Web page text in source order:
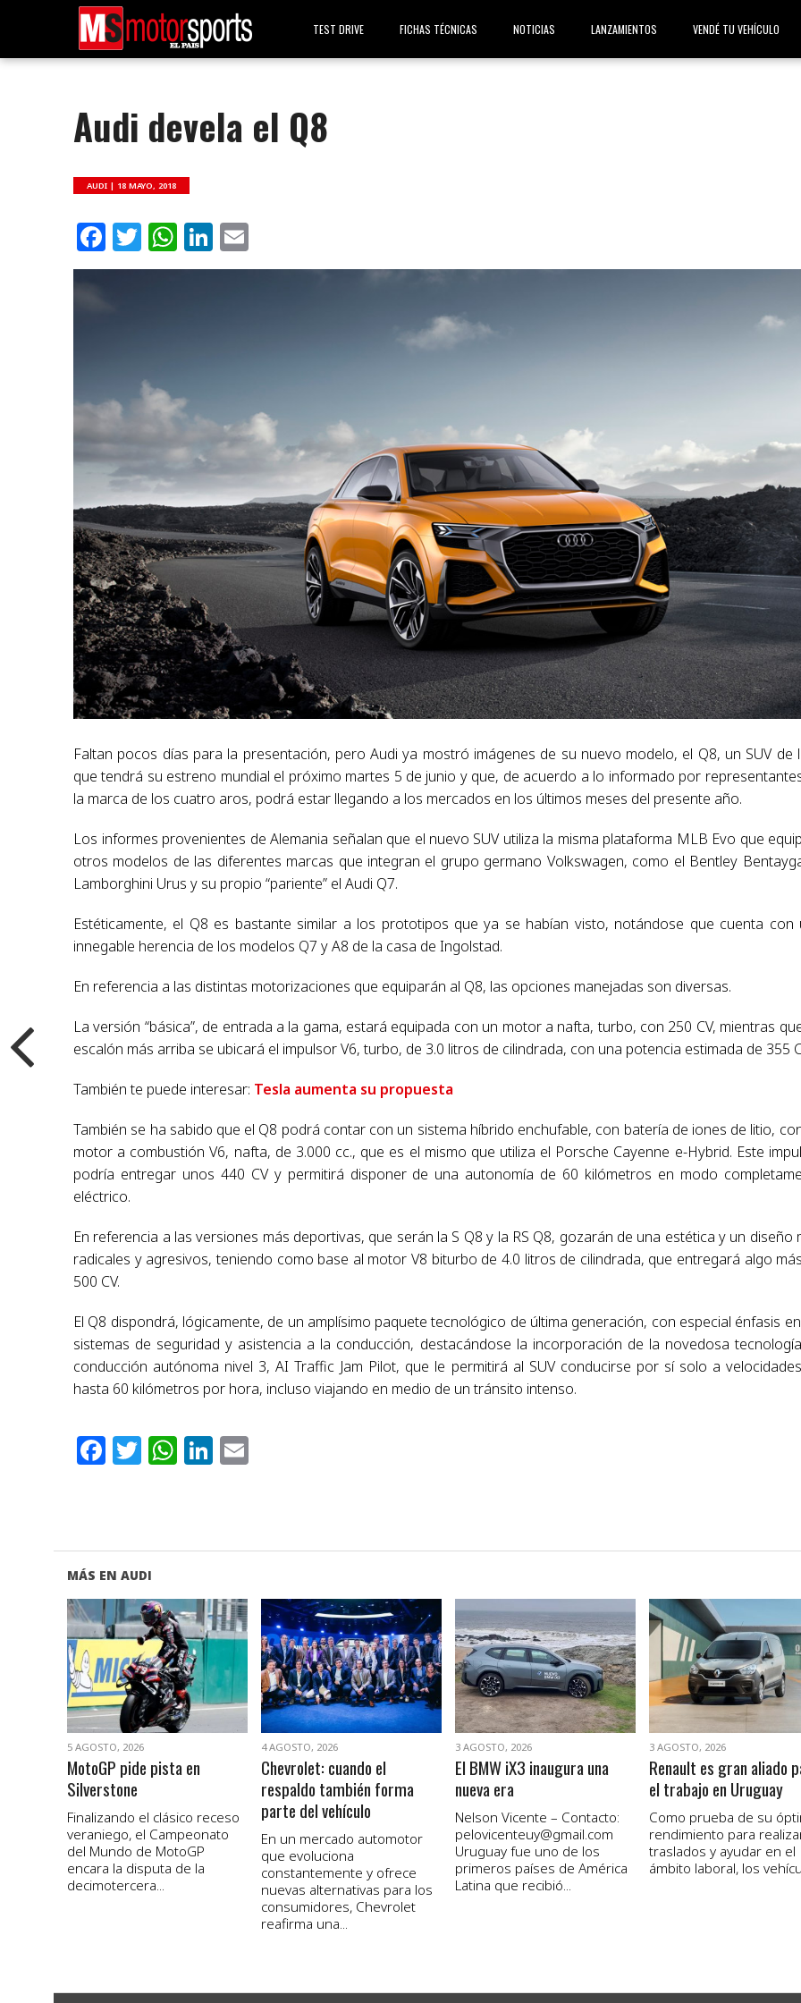
TEST DRIVE FICHAS TÉCNICAS NOTICIAS LANZAMIENTOS VENDÉ TU VEHÍCULO
Audi devela el Q8
AUDI | 18 MAYO, 2018
Facebook
Twitter
WhatsApp
LinkedIn
Faltan pocos días para la presentación, pero Audi ya mostró imágenes de su nuevo modelo, el Q8, un SUV de
que tendrá su estreno mundial el próximo martes 5 de junio y que, de acuerdo a lo informado por
la marca de los cuatro aros, podrá estar llegando a los mercados en los últimos meses del presente año.
Los informes provenientes de Alemania señalan que el nuevo SUV utiliza la misma plataforma MLB Evo que
otros modelos de las diferentes marcas que integran el grupo germano Volkswagen, como el Bentley
Lamborghini Urus y su propio “pariente” el Audi Q7.
Estéticamente, el Q8 es bastante similar a los prototipos que ya se habían visto, notándose que cuenta con
innegable herencia de los modelos Q7 y A8 de la casa de Ingolstad.
En referencia a las distintas motorizaciones que equiparán al Q8, las opciones manejadas son diversas.
La versión “básica”, de entrada a la gama, estará equipada con un motor a nafta, turbo, con 250 CV, mientras
escalón más arriba se ubicará el impulsor V6, turbo, de 3.0 litros de cilindrada, con una potencia estimada de 355
También te puede interesar: Tesla aumenta su propuesta
También se ha sabido que el Q8 podrá contar con un sistema híbrido enchufable, con batería de iones de litio,
motor a combustión V6, nafta, de 3.000 cc., que es el mismo que utiliza el Porsche Cayenne e-Hybrid. Este
podría entregar unos 440 CV y permitirá disponer de una autonomía de 60 kilómetros en modo
eléctrico.
En referencia a las versiones más deportivas, que serán la S Q8 y la RS Q8, gozarán de una estética y un diseño
radicales y agresivos, teniendo como base al motor V8 biturbo de 4.0 litros de cilindrada, que entregará algo
500 CV.
El Q8 dispondrá, lógicamente, de un amplísimo paquete tecnológico de última generación, con especial énfasis
sistemas de seguridad y asistencia a la conducción, destacándose la incorporación de la novedosa
conducción autónoma nivel 3, AI Traffic Jam Pilot, que le permitirá al SUV conducirse por sí solo a
hasta 60 kilómetros por hora, incluso viajando en medio de un tránsito intenso.
Facebook
Twitter
WhatsApp
LinkedIn
MÁS EN AUDI
VER NOTA
5 AGOSTO, 2026
MotoGP pide pista en
Silverstone
Finalizando el clásico receso
veraniego, el Campeonato
del Mundo de MotoGP
encara la disputa de la
decimotercera...
VER NOTA
4 AGOSTO, 2026
Chevrolet: cuando el
respaldo también forma
parte del vehículo
En un mercado automotor
que evoluciona
constantemente y ofrece
nuevas alternativas para los
consumidores, Chevrolet
reafirma una...
VER NOTA
3 AGOSTO, 2026
El BMW iX3 inaugura una
nueva era
Nelson Vicente – Contacto:
pelovicenteuy@gmail.com
Uruguay fue uno de los
primeros países de América
Latina que recibió...
VER NOTA
3 AGOSTO, 2026
Renault es gran aliado
el trabajo en Uruguay
Como prueba de su
rendimiento para
traslados y ayudar en el
ámbito laboral, los